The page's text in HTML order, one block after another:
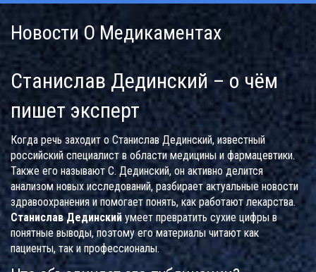
Новости О Медикаментах
Станислав Дединский – о чём
пишет эксперт
Когда речь заходит о Станислав Дединский, известный
российский специалист в области медицины и фармацевтики.
Также его называютС. Дединский, он активно делится
анализом новых исследований, разбирает актуальные новости
здравоохранения и помогает понять, как работают лекарства.
Станислав Дединский умеет превратить сухие цифры в
понятные выводы, поэтому его материалы читают как
пациенты, так и профессионалы.